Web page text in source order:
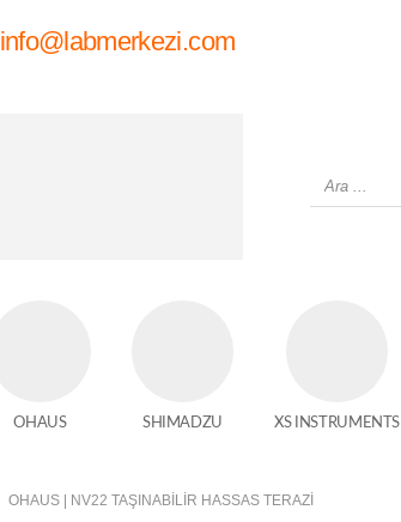
info@labmerkezi.com
OHAUS SHIMADZU XS INSTRUMENTS
OHAUS | NV22 TAŞINABILIR HASSAS TERAZI